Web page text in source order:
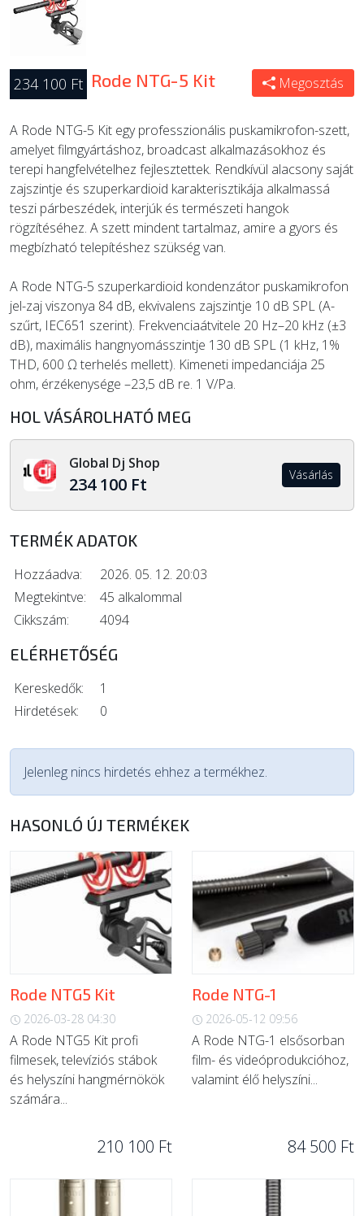
234 100 Ft Rode NTG-5 Kit Megosztás
A Rode NTG-5 Kit egy professzionális puskamikrofon-szett,
amelyet filmgyártáshoz, broadcast alkalmazásokhoz és
terepi hangfelvételhez fejlesztettek. Rendkívül alacsony saját
zajszintje és szuperkardioid karakterisztikája alkalmassá
teszi párbeszédek, interjúk és természeti hangok
rögzítéséhez. A szett mindent tartalmaz, amire a gyors és
megbízható telepítéshez szükség van.
A Rode NTG-5 szuperkardioid kondenzátor puskamikrofon
jel-zaj viszonya 84 dB, ekvivalens zajszintje 10 dB SPL (A-
szűrt, IEC651 szerint). Frekvenciaátvitele 20 Hz–20 kHz (±3
dB), maximális hangnyomásszintje 130 dB SPL (1 kHz, 1%
THD, 600 Ω terhelés mellett). Kimeneti impedanciája 25
ohm, érzékenysége –23,5 dB re. 1 V/Pa.
HOL VÁSÁROLHATÓ MEG
Global Dj Shop
234 100 Ft Vásárlás
TERMÉK ADATOK
Hozzáadva:
2026. 05. 12. 20:03
Megtekintve:
45 alkalommal
Cikkszám:
4094
ELÉRHETŐSÉG
Kereskedők:
1
Hirdetések:
0
Jelenleg nincs hirdetés ehhez a termékhez.
HASONLÓ ÚJ TERMÉKEK
Rode NTG5 Kit
2026-03-28 04:30
A Rode NTG5 Kit profi
filmesek, televíziós stábok
és helyszíni hangmérnökök
számára...
210 100 Ft
Rode NTG-1
2026-05-12 09:56
A Rode NTG-1 elsősorban
film- és videóprodukcióhoz,
valamint élő helyszíni...
84 500 Ft